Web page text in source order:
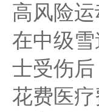
高风险
在中级
士受伤
花费医